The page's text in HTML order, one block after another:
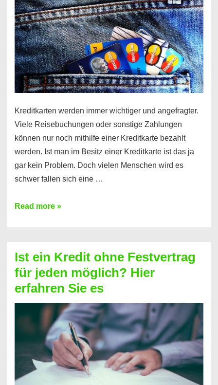
Kreditkarten werden immer wichtiger und angefragter.
Viele Reisebuchungen oder sonstige Zahlungen
können nur noch mithilfe einer Kreditkarte bezahlt
werden. Ist man im Besitz einer Kreditkarte ist das ja
gar kein Problem. Doch vielen Menschen wird es
schwer fallen sich eine …
Kreditkarte
Prepaid
ist
nicht
nur
für
Handy
möglich!
Read more »
Ist ein Kredit ohne Festvertrag
für jeden möglich? Hier
erfahren Sie es